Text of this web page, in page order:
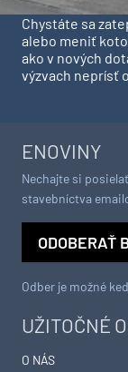
Chystáte sa
alebo meniť
ako v nových
výzvach neprísť
UŽITOČNÉ
O NÁS
ENOVINY
Nechajte si
stavebníctva
ODOBERAŤ
Odber je možné